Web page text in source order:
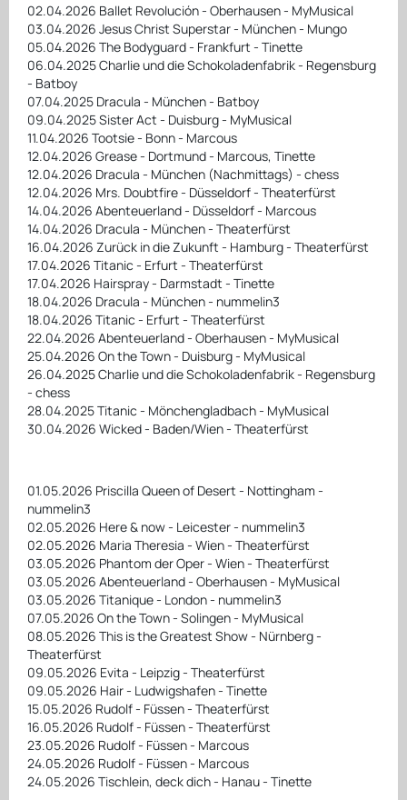
02.04.2026 Ballet Revolución - Oberhausen - MyMusical
03.04.2026 Jesus Christ Superstar - München - Mungo
05.04.2026 The Bodyguard - Frankfurt - Tinette
06.04.2025 Charlie und die Schokoladenfabrik - Regensburg
- Batboy
07.04.2025 Dracula - München - Batboy
09.04.2025 Sister Act - Duisburg - MyMusical
11.04.2026 Tootsie - Bonn - Marcous
12.04.2026 Grease - Dortmund - Marcous, Tinette
12.04.2026 Dracula - München (Nachmittags) - chess
12.04.2026 Mrs. Doubtfire - Düsseldorf - Theaterfürst
14.04.2026 Abenteuerland - Düsseldorf - Marcous
14.04.2026 Dracula - München - Theaterfürst
16.04.2026 Zurück in die Zukunft - Hamburg - Theaterfürst
17.04.2026 Titanic - Erfurt - Theaterfürst
17.04.2026 Hairspray - Darmstadt - Tinette
18.04.2026 Dracula - München - nummelin3
18.04.2026 Titanic - Erfurt - Theaterfürst
22.04.2026 Abenteuerland - Oberhausen - MyMusical
25.04.2026 On the Town - Duisburg - MyMusical
26.04.2025 Charlie und die Schokoladenfabrik - Regensburg
- chess
28.04.2025 Titanic - Mönchengladbach - MyMusical
30.04.2026 Wicked - Baden/Wien - Theaterfürst
01.05.2026 Priscilla Queen of Desert - Nottingham -
nummelin3
02.05.2026 Here & now - Leicester - nummelin3
02.05.2026 Maria Theresia - Wien - Theaterfürst
03.05.2026 Phantom der Oper - Wien - Theaterfürst
03.05.2026 Abenteuerland - Oberhausen - MyMusical
03.05.2026 Titanique - London - nummelin3
07.05.2026 On the Town - Solingen - MyMusical
08.05.2026 This is the Greatest Show - Nürnberg -
Theaterfürst
09.05.2026 Evita - Leipzig - Theaterfürst
09.05.2026 Hair - Ludwigshafen - Tinette
15.05.2026 Rudolf - Füssen - Theaterfürst
16.05.2026 Rudolf - Füssen - Theaterfürst
23.05.2026 Rudolf - Füssen - Marcous
24.05.2026 Rudolf - Füssen - Marcous
24.05.2026 Tischlein, deck dich - Hanau - Tinette